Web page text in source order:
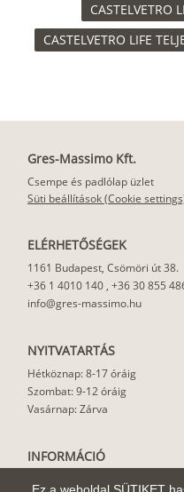
CASTELVETRO
CASTELVETRO LIFE
Gres-Massimo Kft.
Csempe és padlólap üzlet
Süti beállítások (Cookie
ELÉRHETŐSÉGEK
1161 Budapest, Csömöri út 38.
+36 1 4010 140 , +36 30 855
info@gres-massimo.hu
NYITVATARTÁS
Hétköznap: 8-17 óráig
Szombat: 9-12 óráig
Vasárnap: Zárva
INFORMÁCIÓ